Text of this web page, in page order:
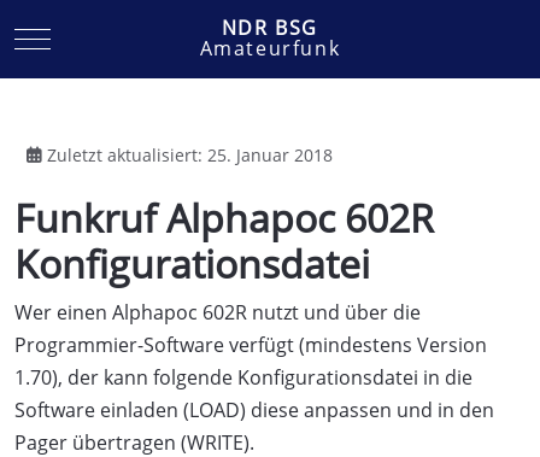
Mobile Menu Toggle NDR BSG
Amateurfunk
Zuletzt aktualisiert: 25. Januar 2018
Funkruf Alphapoc 602R
Konfigurationsdatei
Wer einen Alphapoc 602R nutzt und über die
Programmier-Software verfügt (mindestens Version
1.70), der kann folgende Konfigurationsdatei in die
Software einladen (LOAD) diese anpassen und in den
Pager übertragen (WRITE).